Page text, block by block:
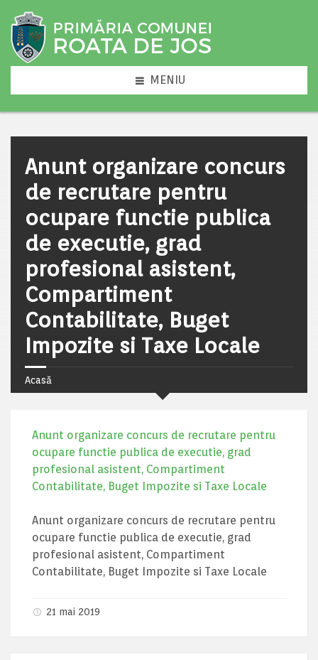
MENIU
Anunt organizare concurs
de recrutare pentru
ocupare functie publica
de executie, grad
profesional asistent,
Compartiment
Contabilitate, Buget
Impozite si Taxe Locale
Acasă
Anunt organizare concurs de recrutare pentru
ocupare functie publica de executie, grad
profesional asistent, Compartiment
Contabilitate, Buget Impozite si Taxe Locale
Anunt organizare concurs de recrutare pentru
ocupare functie publica de executie, grad
profesional asistent, Compartiment
Contabilitate, Buget Impozite si Taxe Locale
21 mai 2019